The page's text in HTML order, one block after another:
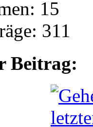
15
311
Beitrag: